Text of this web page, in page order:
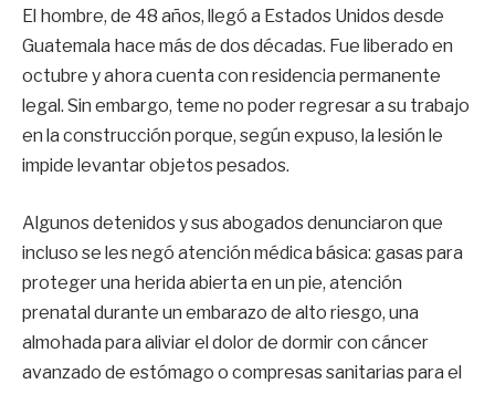
El hombre, de 48 años, llegó a Estados Unidos desde
Guatemala hace más de dos décadas. Fue liberado en
octubre y ahora cuenta con residencia permanente
legal. Sin embargo, teme no poder regresar a su trabajo
en la construcción porque, según expuso, la lesión le
impide levantar objetos pesados.
Algunos detenidos y sus abogados denunciaron que
incluso se les negó atención médica básica: gasas para
proteger una herida abierta en un pie, atención
prenatal durante un embarazo de alto riesgo, una
almohada para aliviar el dolor de dormir con cáncer
avanzado de estómago o compresas sanitarias para el